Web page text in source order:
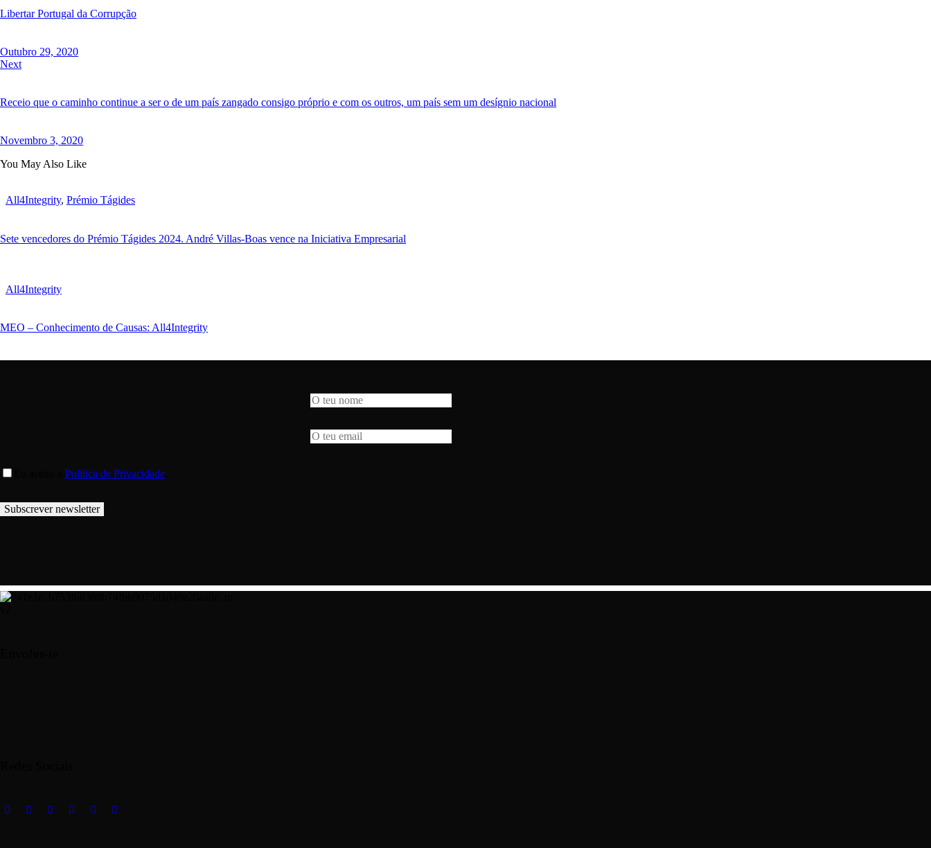
Libertar Portugal da Corrupção
Outubro 29, 2020
Next
Receio que o caminho continue a ser o de um país zangado consigo próprio e com os outros, um país sem um desígnio nacional
Novembro 3, 2020
You May Also Like
All4Integrity, Prémio Tágides
Sete vencedores do Prémio Tágides 2024. André Villas-Boas vence na Iniciativa Empresarial
All4Integrity
MEO – Conhecimento de Causas: All4Integrity
Política de Privacidade
Subscrever newsletter